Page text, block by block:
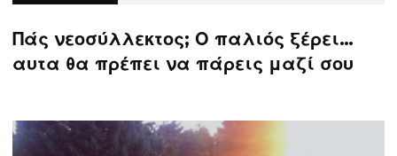
Πάς νεοσύλλεκτος; Ο παλιός ξέρει…
αυτα θα πρέπει να πάρεις μαζί σου